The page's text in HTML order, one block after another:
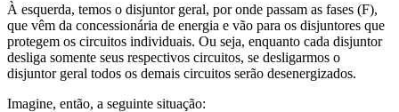
À esquerda, temos o disjuntor geral, por onde passam as fases (F),
que vêm da concessionária de energia e vão para os disjuntores que
protegem os circuitos individuais. Ou seja, enquanto cada disjuntor
desliga somente seus respectivos circuitos, se desligarmos o
disjuntor geral todos os demais circuitos serão desenergizados.
Imagine, então, a seguinte situação: